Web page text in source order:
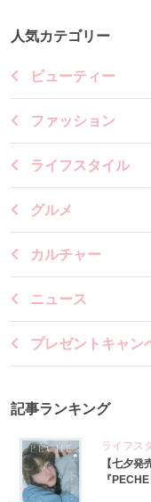
人気カテゴリー
ビューティー
ファッション
ライフスタイル
グルメ
カルチャー
ニュース
プレゼントキャン
記事ランキング
ライフス
【七夕
『